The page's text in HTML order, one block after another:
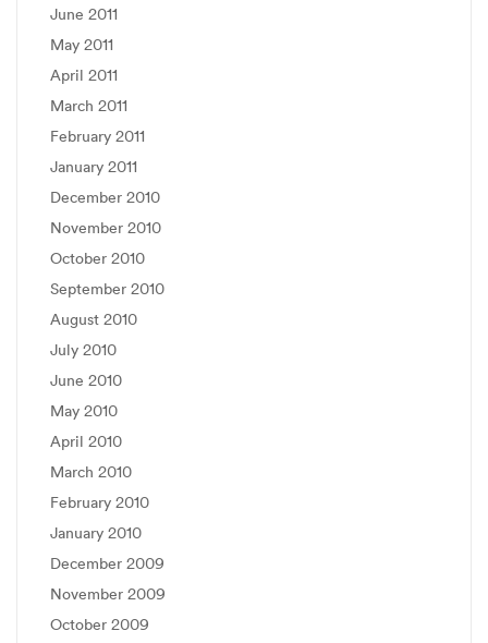
June 2011
May 2011
April 2011
March 2011
February 2011
January 2011
December 2010
November 2010
October 2010
September 2010
August 2010
July 2010
June 2010
May 2010
April 2010
March 2010
February 2010
January 2010
December 2009
November 2009
October 2009